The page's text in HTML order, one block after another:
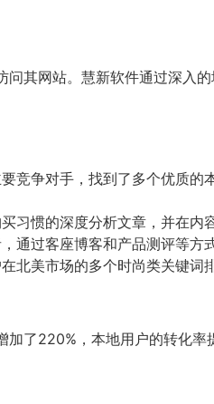
其网站。慧新软件通过深入
竞争对手，找到了多个优质
习惯的深度分析文章，并在内
通过客座博客和产品测评等方
北美市场的多个时尚类关键词
了220%，本地用户的转化率